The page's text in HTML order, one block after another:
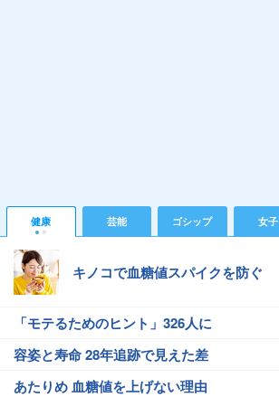
健康 芸能 ゴシップ 女子
キノコで血糖値スパイクを防ぐ
「モテるためのヒント」326人に
容姿と寿命 28年追跡で見えた差
あたりめ 血糖値を上げない理由